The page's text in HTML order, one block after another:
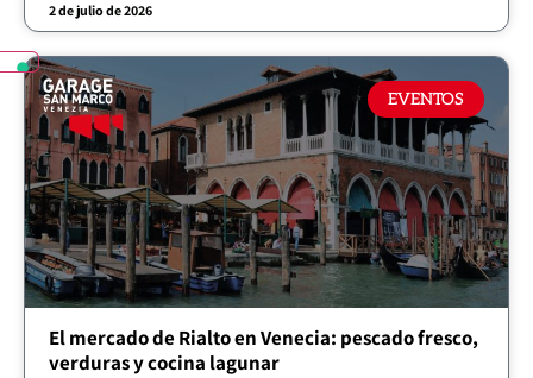
2 de julio de 2026
EVENTOS
El mercado de Rialto en Venecia: pescado fresco,
verduras y cocina lagunar